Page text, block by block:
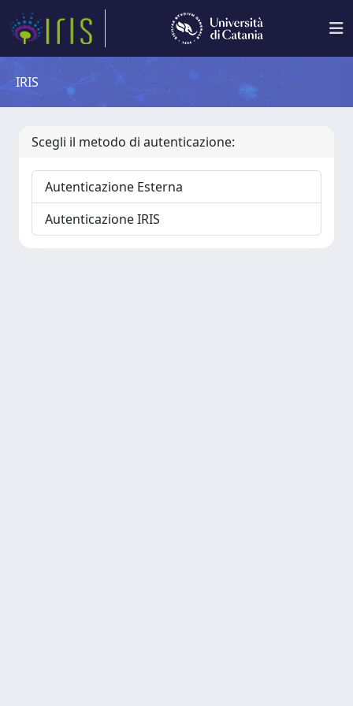
IRIS
Scegli il metodo di autenticazione:
Autenticazione Esterna
Autenticazione IRIS